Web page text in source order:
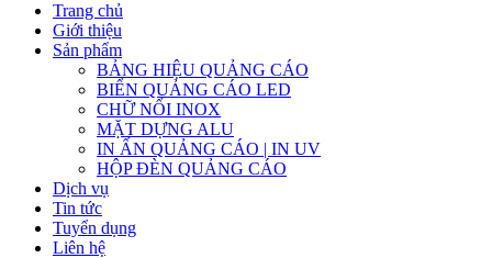
Trang chủ
Giới thiệu
Sản phẩm
BẢNG HIỆU QUẢNG CÁO
BIỂN QUẢNG CÁO LED
CHỮ NỔI INOX
MẶT DỰNG ALU
IN ẤN QUẢNG CÁO | IN UV
HỘP ĐÈN QUẢNG CÁO
Dịch vụ
Tin tức
Tuyển dụng
Liên hệ